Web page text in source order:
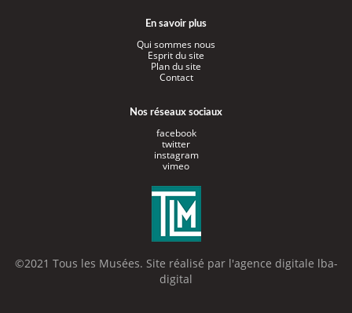
En savoir plus
Qui sommes nous
Esprit du site
Plan du site
Contact
Nos réseaux sociaux
facebook
twitter
instagram
vimeo
©2021 Tous les Musées. Site réalisé par l'agence digitale lba-
digital